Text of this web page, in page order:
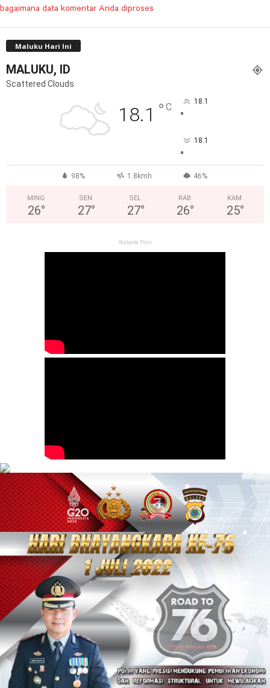
bagaimana data komentar Anda diproses
Maluku Hari Ini
MALUKU, ID
Scattered Clouds
18.1 ° C 18.1
°
18.1
°
98% 1.8kmh 46%
MING
26°
SEN
27°
SEL
27°
RAB
26°
KAM
25°
Website Polri